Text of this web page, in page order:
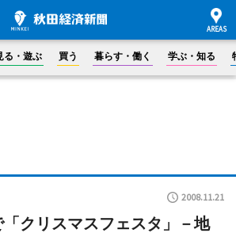
る・遊ぶ 買う 暮らす・働く 学ぶ・知る
2008.11.21
クリスマスフェスタ」－地